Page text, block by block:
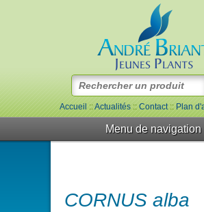
Accueil::Actualités::Contact::Plan
Menu de navigation
CORNUS alba